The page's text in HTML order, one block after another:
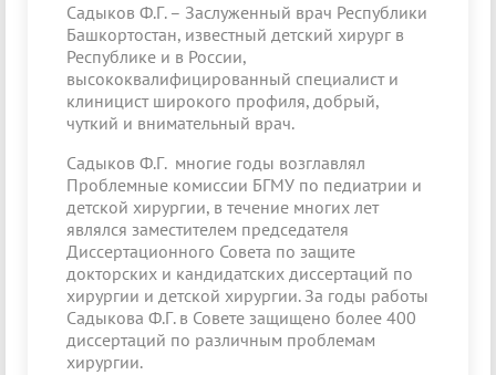
Садыков Ф.Г. – Заслуженный врач Республики
Башкортостан, известный детский хирург в
Республике и в России,
высококвалифицированный специалист и
клиницист широкого профиля, добрый,
чуткий и внимательный врач.
Садыков Ф.Г. многие годы возглавлял
Проблемные комиссии БГМУ по педиатрии и
детской хирургии, в течение многих лет
являлся заместителем председателя
Диссертационного Совета по защите
докторских и кандидатских диссертаций по
хирургии и детской хирургии. За годы работы
Садыкова Ф.Г. в Совете защищено более 400
диссертаций по различным проблемам
хирургии.